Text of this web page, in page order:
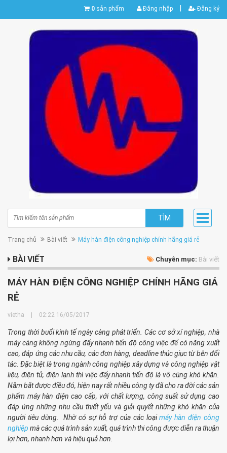
0 sản phẩm Đăng nhập Đăng ký
TÌM
Trang chủ Bài viết Máy hàn điện công nghiệp chính hãng giá rẻ
BÀI VIẾT Chuyên mục: Bài viết
MÁY HÀN ĐIỆN CÔNG NGHIỆP CHÍNH HÃNG GIÁ
RẺ
vietha 02:22 16/05/2017
Trong thời buổi kinh tế ngày càng phát triển. Các cơ sở xí nghiệp, nhà
máy càng không ngừng đẩy nhanh tiến độ công việc để có năng xuất
cao, đáp ứng các nhu cầu, các đơn hàng, deadline thúc giục từ bên đối
tác. Đặc biệt là trong ngành công nghiệp xây dựng và công nghiệp vật
liệu, điện tử, điện lạnh thì việc đẩy nhanh tiến độ là vô cùng khó khăn.
Nắm bắt được điều đó, hiện nay rất nhiều công ty đã cho ra đời các sản
phẩm máy hàn điện cao cấp, với chất lượng, công suất sử dụng cao
đáp ứng những nhu cầu thiết yếu và giải quyết những khó khăn của
người tiêu dùng. Nhờ có sự hỗ trợ của các loạimáy hàn điện công
nghiệp mà các quá trình sản xuất, quá trình thi công được diễn ra thuận
lợi hơn, nhanh hơn và hiệu quả hơn.